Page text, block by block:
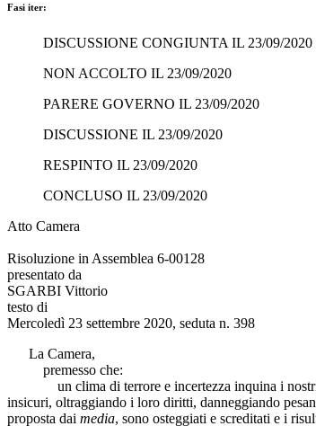
Fasi iter:
DISCUSSIONE CONGIUNTA IL 23/09/2020
NON ACCOLTO IL 23/09/2020
PARERE GOVERNO IL 23/09/2020
DISCUSSIONE IL 23/09/2020
RESPINTO IL 23/09/2020
CONCLUSO IL 23/09/2020
Atto Camera
Risoluzione in Assemblea 6-00128
presentato da
SGARBI Vittorio
testo di
Mercoledì 23 settembre 2020, seduta n. 398
La Camera,
premesso che:
un clima di terrore e incertezza inquina i nostri
insicuri, oltraggiando i loro diritti, danneggiando
proposta dai media, sono osteggiati e screditati e i